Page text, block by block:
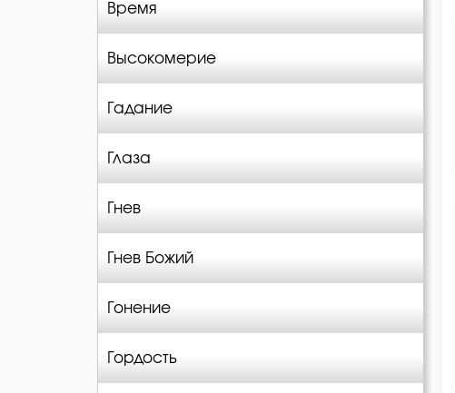
Время
Высокомерие
Гадание
Глаза
Гнев
Гнев Божий
Гонение
Гордость